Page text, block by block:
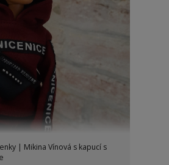
| Mikina Vínová s kapucí s